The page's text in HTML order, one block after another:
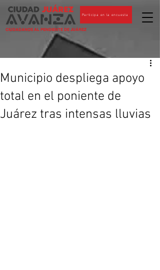
CIUDADANOS AL PENDIENTE DE JUÁREZ
Participa en la encuesta
Municipio despliega apoyo
total en el poniente de
Juárez tras intensas lluvias